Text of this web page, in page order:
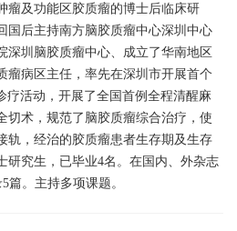
瘤及功能区胶质瘤的博士后临床研
国后主持南方脑胶质瘤中心深圳中心
深圳脑胶质瘤中心、成立了华南地区
瘤病区主任，率先在深圳市开展首个
疗活动，开展了全国首例全程清醒麻
切术，规范了脑胶质瘤综合治疗，使
轨，经治的胶质瘤患者生存期及生存
研究生，已毕业4名。在国内、外杂志
篇。主持多项课题。